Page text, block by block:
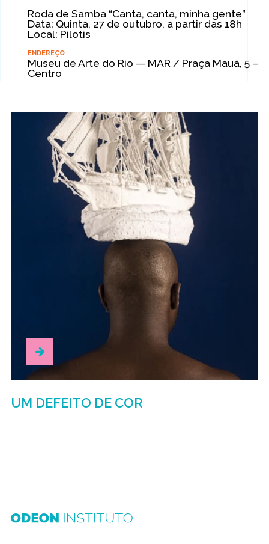
Roda de Samba “Canta, canta, minha gente”
Data: Quinta, 27 de outubro, a partir das 18h
Local: Pilotis
ENDEREÇO
Museu de Arte do Rio — MAR / Praça Mauá, 5 –
Centro
UM DEFEITO DE COR